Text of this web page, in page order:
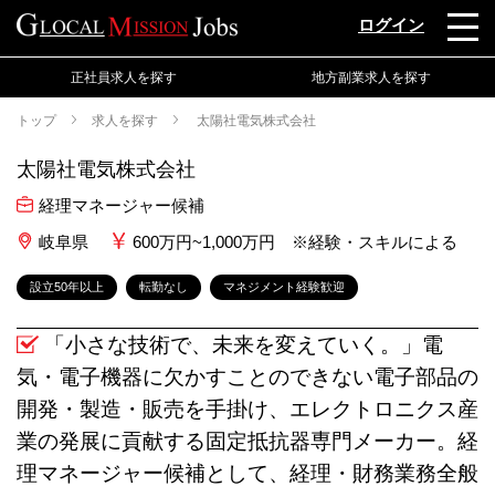
ログイン
正社員求人を探す 地方副業求人を探す
トップ 求人を探す 太陽社電気株式会社
太陽社電気株式会社
経理マネージャー候補
岐阜県
600万円~1,000万円 ※経験・スキルによる
設立50年以上 転勤なし マネジメント経験歓迎
「小さな技術で、未来を変えていく。」電
気・電子機器に欠かすことのできない電子部品の
開発・製造・販売を手掛け、エレクトロニクス産
業の発展に貢献する固定抵抗器専門メーカー。経
理マネージャー候補として、経理・財務業務全般